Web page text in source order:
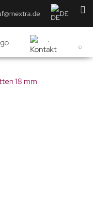
DE
0
18 mm